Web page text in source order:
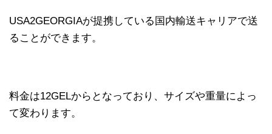
USA2GEORGIAが提携している国内輸送キャリアで送
ることができます。
料金は12GELからとなっており、サイズや重量によっ
て変わります。